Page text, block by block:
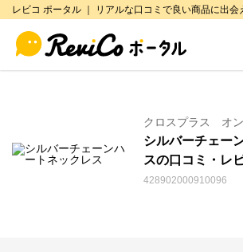
レビコ ポータル ｜ リアルな口コミで良い商品に出会
クロスプラス オ
シルバーチェー
スの口コミ・レ
428902000910096